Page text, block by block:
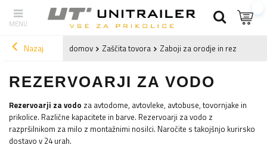
Nazaj domov Zaščita tovora Zaboji za orodje in rezervoarji
REZERVOARJI ZA VODO
Rezervoarji za vodo za avtodome, avtovleke, avtobuse, tovornjake in
prikolice. Različne kapacitete in barve. Rezervoarji za vodo z
razpršilnikom za milo z montažnimi nosilci. Naročite s takojšnjo kurirsko
dostavo v 24 urah.